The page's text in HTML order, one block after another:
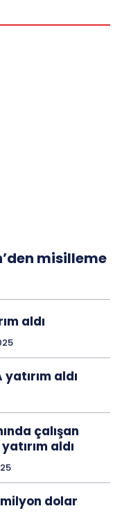
misilleme
aldı
aldı
çalışan
aldı
dolar